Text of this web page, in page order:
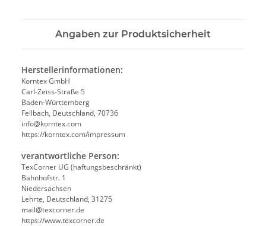
Angaben zur Produktsicherheit
Herstellerinformationen:
Korntex GmbH
Carl-Zeiss-Straße 5
Baden-Württemberg
Fellbach, Deutschland, 70736
info@korntex.com
https://korntex.com/impressum
verantwortliche Person:
TexCorner UG (haftungsbeschränkt)
Bahnhofstr. 1
Niedersachsen
Lehrte, Deutschland, 31275
mail@texcorner.de
https://www.texcorner.de